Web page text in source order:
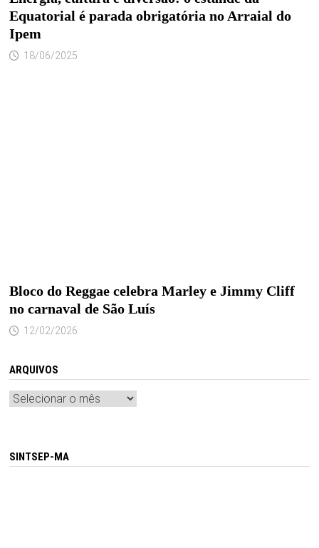
Equatorial é parada obrigatória no Arraial do
Ipem
18/06/2025
Bloco do Reggae celebra Marley e Jimmy Cliff
no carnaval de São Luís
12/02/2026
ARQUIVOS
Arquivos
SINTSEP-MA